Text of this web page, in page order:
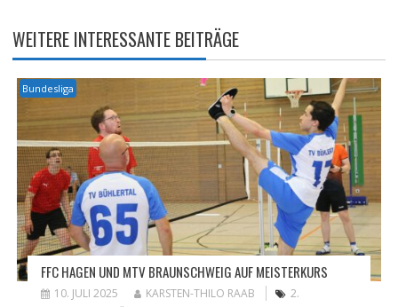
WEITERE INTERESSANTE BEITRÄGE
Bundesliga
FFC HAGEN UND MTV BRAUNSCHWEIG AUF MEISTERKURS
10. JULI 2025 KARSTEN-THILO RAAB
2.